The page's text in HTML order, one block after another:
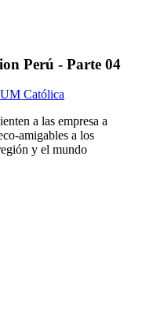
Perú - Parte 04
Católica
a las empresa a
amigables a los
y el mundo